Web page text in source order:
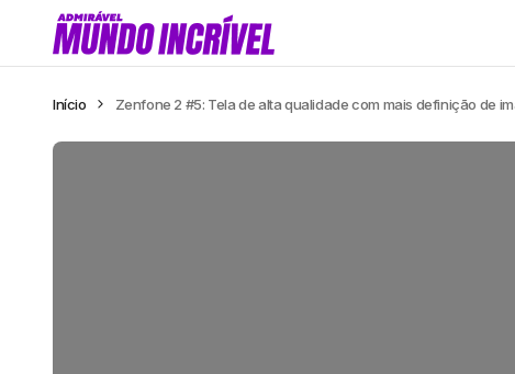
Início Zenfone 2 #5: Tela de alta qualidade com mais definição de